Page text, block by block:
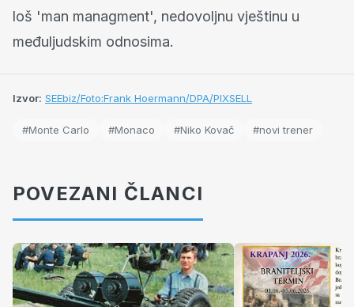
loš 'man managment', nedovoljnu vještinu u
međuljudskim odnosima.
Izvor: SEEbiz/Foto:Frank Hoermann/DPA/PIXSELL
#Monte Carlo #Monaco #Niko Kovač #novi trener
POVEZANI ČLANCI